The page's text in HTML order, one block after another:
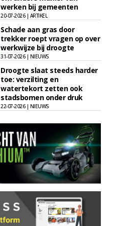
werken bij gemeenten
20-07-2026 | ARTIKEL
Schade aan gras door
trekker roept vragen op over
werkwijze bij droogte
31-07-2026 | NIEUWS
Droogte slaat steeds harder
toe: verzilting en
watertekort zetten ook
stadsbomen onder druk
22-07-2026 | NIEUWS